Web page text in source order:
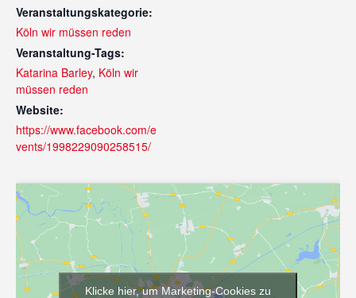
Veranstaltungskategorie:
Köln wir müssen reden
Veranstaltung-Tags:
Katarina Barley, Köln wir
müssen reden
Website:
https://www.facebook.com/e
vents/1998229090258515/
Klicke hier, um Marketing-Cookies zu